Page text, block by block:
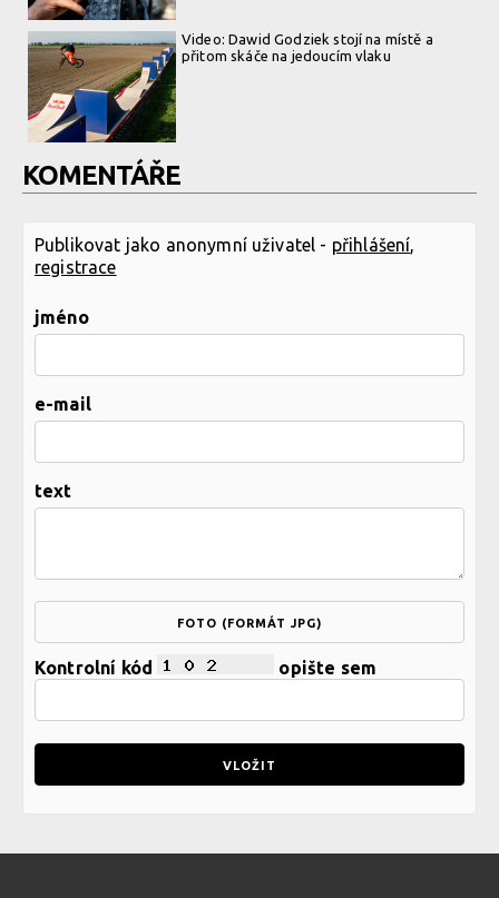
Video: Dawid Godziek stojí na místě a
přitom skáče na jedoucím vlaku
KOMENTÁŘE
Publikovat jako anonymní uživatel - přihlášení
registrace
jméno
e-mail
text
FOTO (FORMÁT JPG)
Kontrolní kód opište sem